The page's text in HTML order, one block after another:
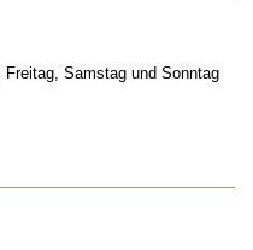
Samstag und Sonntag